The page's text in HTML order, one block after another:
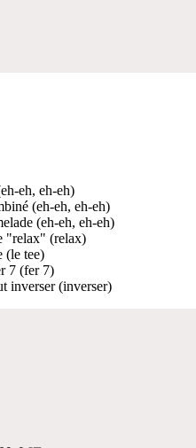
eh, eh-eh)
(eh-eh, eh-eh)
(eh-eh, eh-eh)
"relax" (relax)
(le tee)
7 (fer 7)
inverser (inverser)